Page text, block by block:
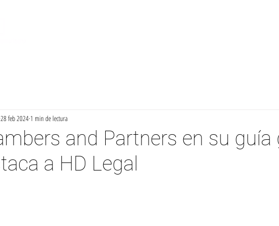
and Partners en su guía
a HD Legal
28 feb 2024 1 min de lectura